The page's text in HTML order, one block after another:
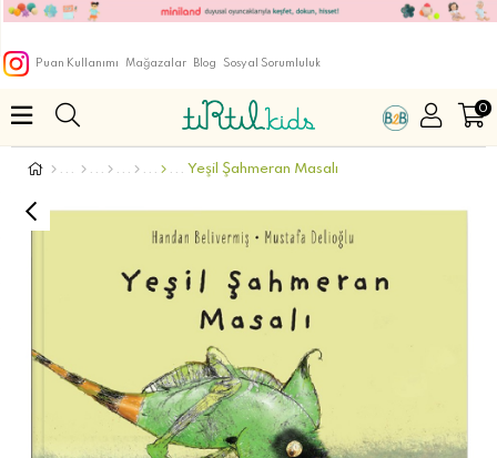
Puan Kullanımı Mağazalar Blog Sosyal Sorumluluk
0
Yeşil Şahmeran Masalı